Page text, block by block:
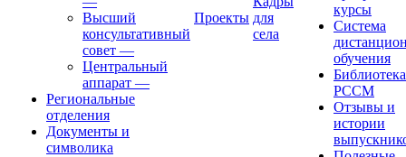
Высший
консультативный
совет —
Центральный
аппарат —
Региональные
отделения
Документы и
символика
Проекты для
села
курсы
Система
обучения
Библиотека
РССМ
Отзывы и
истории